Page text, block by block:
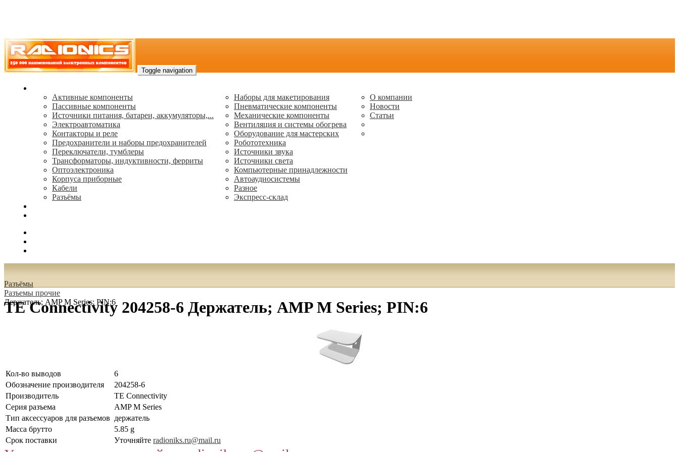
Toggle navigation
Активные компоненты
Пассивные компоненты
Источники питания, батареи, аккумуляторы,...
Электроавтоматика
Контакторы и реле
Предохранители и наборы предохранителей
Переключатели, тумблеры
Трансформаторы, индуктивности, ферриты
Oптоэлектроника
Корпуса приборные
Кабели
Разъёмы
Наборы для макетирования
Пневматические компоненты
Механические компоненты
Вентиляция и системы обогрева
Оборудование для мастерских
Робототехника
Источники звука
Источники света
Компьютерные принадлежности
Автоаудиосистемы
Разное
Экспресс-склад
О компании
Новости
Статьи
Разъёмы
Разъeмы прочие
Держатель; AMP M Series; PIN:6
TE Connectivity 204258-6 Держатель; AMP M Series; PIN:6
Кол-во выводов
6
Обозначение производителя
204258-6
Производитель
TE Connectivity
Серия разъема
AMP M Series
Тип аксессуаров для разъемов держатель
Масса брутто
5.85 g
Срок поставки
Уточняйте radioniks.ru@mail.ru